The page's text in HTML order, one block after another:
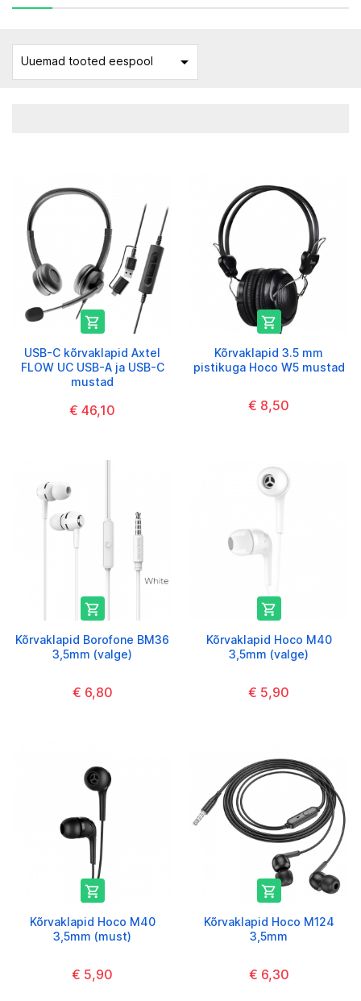
Uuemad tooted eespool 

USB-C kõrvaklapid Axtel
FLOW UC USB-A ja USB-C
mustad
€ 46,10

Kõrvaklapid 3.5 mm
pistikuga Hoco W5 mustad
€ 8,50

Kõrvaklapid Borofone BM36
3,5mm (valge)
€ 6,80

Kõrvaklapid Hoco M40
3,5mm (valge)
€ 5,90

Kõrvaklapid Hoco M40
3,5mm (must)
€ 5,90

Kõrvaklapid Hoco M124
3,5mm
€ 6,30